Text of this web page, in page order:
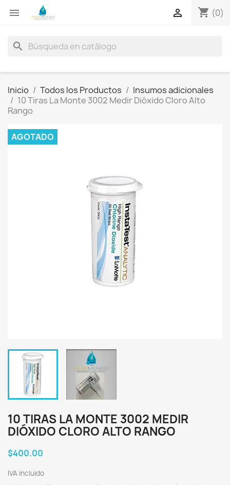
 shopping_cart (0)

search
Inicio Todos los Productos
Insumos adicionales
10 Tiras La Monte 3002 Medir Dióxido Cloro Alto
Rango
AGOTADO
10 TIRAS LA MONTE 3002 MEDIR
DIÓXIDO CLORO ALTO RANGO
$400.00
IVA incluido